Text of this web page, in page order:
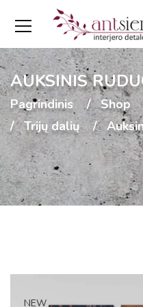
AUKSINIS
Pagrindinis Shop
Trijų dalių
NEW